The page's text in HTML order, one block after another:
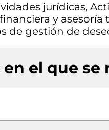
jurídicas,
y asesoría
de gestión de
el que se